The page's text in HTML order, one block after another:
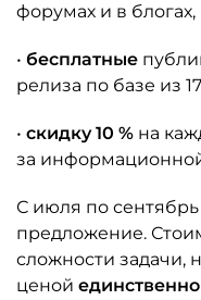
форумах и в блогах,
• бесплатные
релиза по базе из
• скидку 10 % на
за
С июля по
предложение.
сложности задачи,
ценой